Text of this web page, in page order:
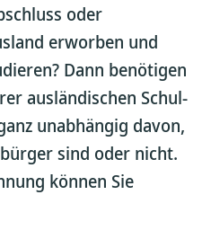
oder
erworben und
Dann benötigen
ausländischen Schul-
unabhängig davon,
sind oder nicht.
können Sie